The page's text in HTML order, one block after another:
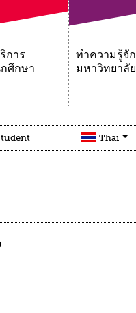
การ
ศึกษา
ทำความรู้จัก
มหาวิทยาลัย
Thai